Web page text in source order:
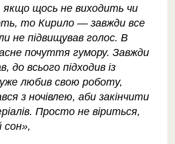
якщо щось не виходить чи
то Кирило — завжди все
не підвищував голос. В
почуття гумору. Завжди
до всього підходив із
любив свою роботу,
з ночівлею, аби закінчити
Просто не віриться,
сон»,